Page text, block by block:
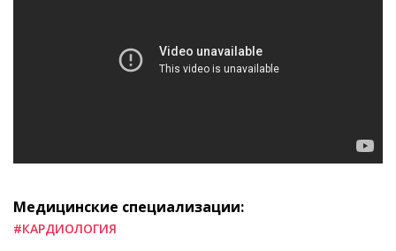
Медицинские специализации:
#КАРДИОЛОГИЯ